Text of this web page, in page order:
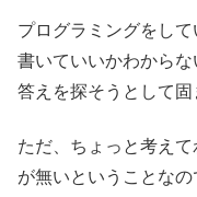
プログラミングをし
書いていいかわから
答えを探そうとして固
ただ、ちょっと考え
が無いということな